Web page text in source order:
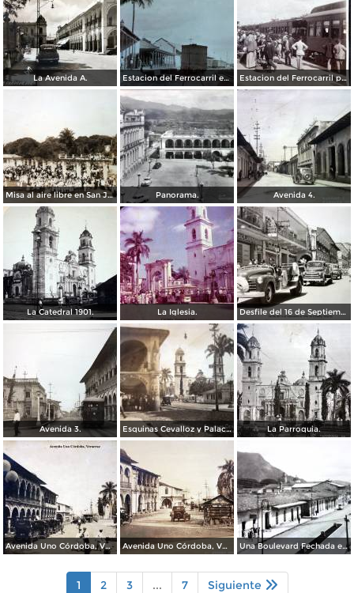
La Avenida A. Estacion del Ferrocarril en Córdoba, Veracruz. Estacion del Ferrocarril por el Fotógrafo Abel Briquet..
Misa al aire libre en San Jose Congreso Eucaristico ( Fechada el 5 de Junio de 1943 ). Panorama. Avenida 4.
La Catedral 1901. La Iglesia. Desfile del 16 de Septiembre de 1956 en Córdoba, Veracruz
Avenida 3. Esquinas Cevalloz y Palacio. La Parroquia.
Avenida Uno Córdoba, Veracruz Avenida Uno Córdoba, Veracruz Una Boulevard Fechada en 1936.
1 2 3 ... 7 Siguiente